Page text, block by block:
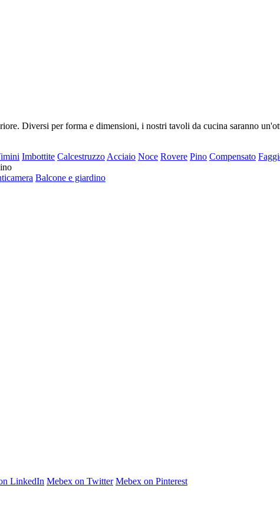
Diversi per forma e dimensioni, i nostri tavoli da cucina saranno
Imbottite CalcestruzzoAcciaio Noce Rovere Pino Compensato
Balcone e giardino
LinkedIn Mebex on Twitter Mebex on Pinterest